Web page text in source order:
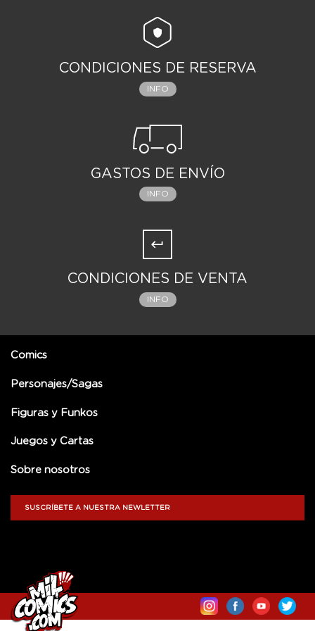
CONDICIONES DE RESERVA
INFO
GASTOS DE ENVÍO
INFO
CONDICIONES DE VENTA
INFO
Comics
Personajes/Sagas
Figuras y Funkos
Juegos y Cartas
Sobre nosotros
SUSCRÍBETE A NUESTRA NEWLETTER